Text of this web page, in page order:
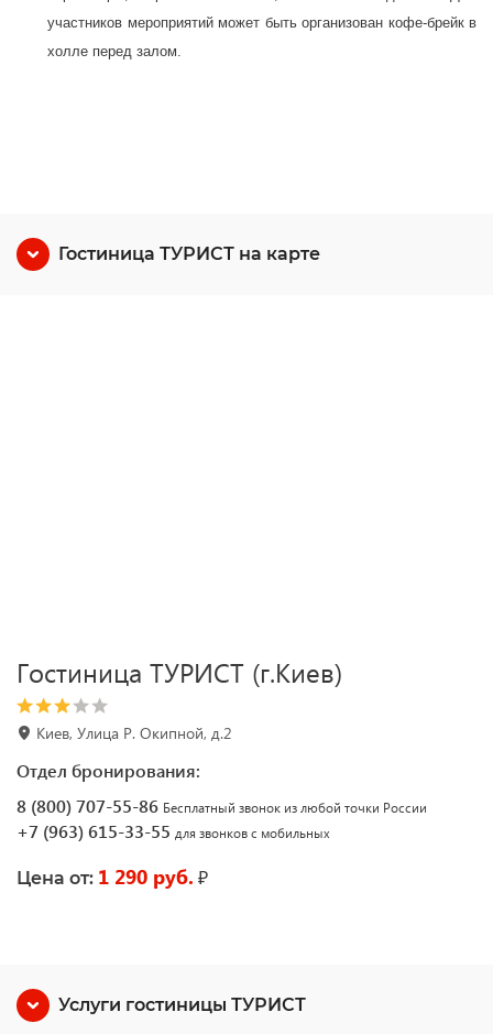
участников мероприятий может быть организован кофе-брейк в
холле перед залом.
Гостиница ТУРИСТ на карте
Гостиница ТУРИСТ (г.Киев)
Киев, Улица Р. Окипной, д.2
Отдел бронирования:
8 (800) 707-55-86 Бесплатный звонок из любой точки России
+7 (963) 615-33-55 для звонков с мобильных
Цена от: 1 290 руб. ₽
Услуги гостиницы ТУРИСТ